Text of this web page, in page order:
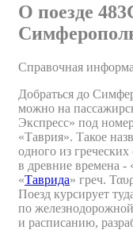
О поезде
Справочная
Добраться до
можно на
Экспресс» под
«Таврия». Такое
одного из
в древние времена -
«Таврида» греч.
Поезд курсирует
по
и расписанию,